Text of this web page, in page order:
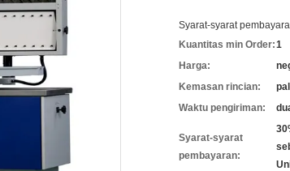
Syarat-syarat
Kuantitas min Order:1
Harga:
Kemasan rincian:
Waktu pengiriman:
Syarat-syarat
pembayaran: